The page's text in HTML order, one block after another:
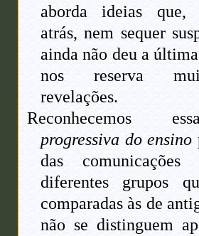
aborda ideias que,
atrás, nem sequer
ainda não deu a
nos reserva
revelações.
Reconhecemos
progressiva do ensino
das comunicações
diferentes grupos
comparadas às de
não se distinguem